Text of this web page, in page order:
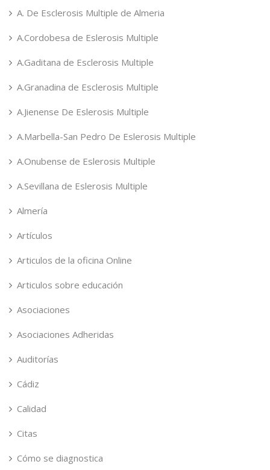
A. De Esclerosis Multiple de Almeria
A.Cordobesa de Eslerosis Multiple
A.Gaditana de Esclerosis Multiple
A.Granadina de Esclerosis Multiple
A.Jienense De Eslerosis Multiple
A.Marbella-San Pedro De Eslerosis Multiple
A.Onubense de Eslerosis Multiple
A.Sevillana de Eslerosis Multiple
Almería
Artículos
Articulos de la oficina Online
Articulos sobre educación
Asociaciones
Asociaciones Adheridas
Auditorías
Cádiz
Calidad
Citas
Cómo se diagnostica